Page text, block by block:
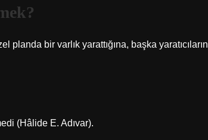
planda bir varlık yarattığına, başka yaratıcıların
(Hâlide E. Adıvar).